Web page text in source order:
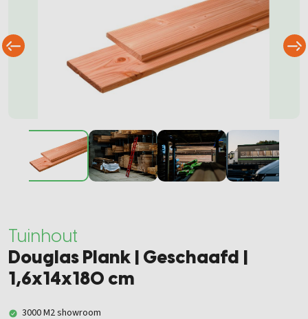
Tuinhout
Douglas Plank | Geschaafd |
1,6x14x180 cm
3000 M2 showroom